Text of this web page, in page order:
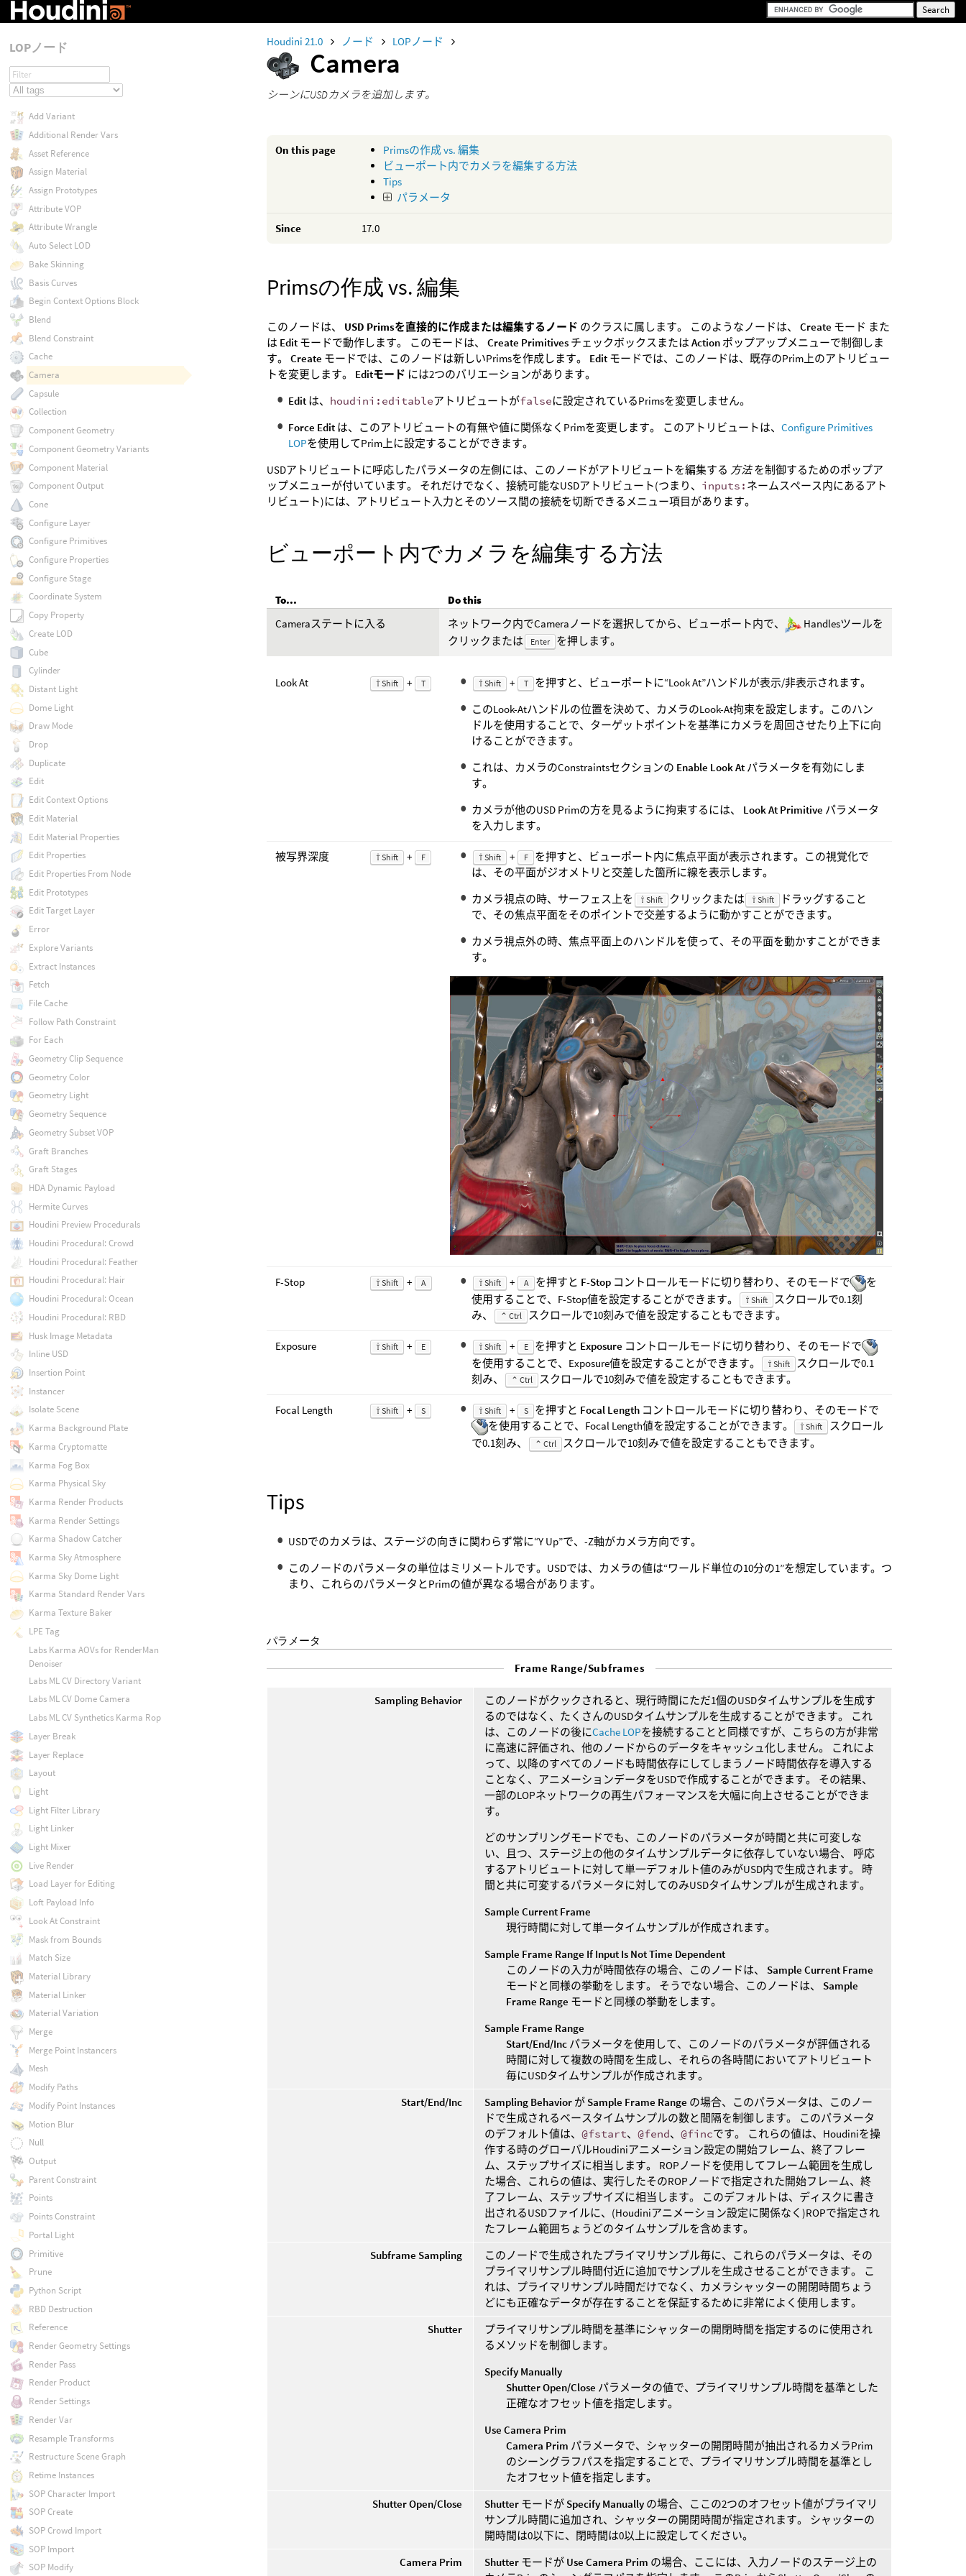
Houdini 21.0 ノード LOPノード
Camera
シーンにUSDカメラを追加します。
On this page
Primsの作成 vs. 編集
ビューポート内でカメラを編集する方法
Tips
パラメータ
Since 17.0
Primsの作成 vs. 編集
このノードは、 USD Primsを直接的に作成または編集するノード のクラスに属します。 このようなノードは、Create モード また
は Edit モードで動作します。 このモードは、Create Primitives チェックボックスまたはAction ポップアップメニューで制御しま
す。Create モードでは、このノードは新しいPrimsを作成します。 Edit モードでは、このノードは、既存のPrim上のアトリビュー
トを変更します。 Editモード には2つのバリエーションがあります。
Edit は、 houdini:editableアトリビュートがfalseに設定されているPrimsを変更しません。
Force Edit は、このアトリビュートの有無や値に関係なくPrimを変更します。 このアトリビュートは、Configure Primitives
LOPを使用してPrim上に設定することができます。
USDアトリビュートに呼応したパラメータの左側には、このノードがアトリビュートを編集する 方法を制御するためのポップア
ップメニューが付いています。 それだけでなく、接続可能なUSDアトリビュート(つまり、 inputs: ネームスペース内にあるアト
リビュート)には、アトリビュート入力とそのソース間の接続を切断できるメニュー項目があります。
ビューポート内でカメラを編集する方法
To...
Do this
Cameraステートに入る
ネットワーク内でCameraノードを選択してから、ビューポート内で、
Handlesツールを
クリックまたは
Enter を押します。
Look At ⇧ Shift + T ⇧ Shift + T
を押すと、ビューポートに“Look At”ハンドルが表示/非表示されます。
このLook-Atハンドルの位置を決めて、カメラのLook-At拘束を設定します。このハン
ドルを使用することで、ターゲットポイントを基準にカメラを周回させたり上下に向
けることができます。
これは、カメラのConstraintsセクションの Enable Look At パラメータを有効にしま
す。
カメラが他のUSD Primの方を見るように拘束するには、 Look At Primitive パラメータ
を入力します。
被写界深度 ⇧ Shift + F ⇧ Shift + F
を押すと、ビューポート内に焦点平面が表示されます。この視覚化で
は、その平面がジオメトリと交差した箇所に線を表示します。
カメラ視点の時、サーフェス上を
⇧ Shift クリックまたは ⇧ Shift
ドラッグすること
で、その焦点平面をそのポイントで交差するように動かすことができます。
カメラ視点外の時、焦点平面上のハンドルを使って、その平面を動かすことができま
す。
F-Stop ⇧ Shift + A ⇧ Shift + A を押すと F-Stopコントロールモードに切り替わり、そのモードで
を
使用することで、F-Stop値を設定することができます。
⇧ Shift
スクロールで0.1刻
み、
⌃ Ctrl スクロールで10刻みで値を設定することもできます。
Exposure ⇧ Shift + E ⇧ Shift + E を押すと Exposure コントロールモードに切り替わり、そのモードで
を使用することで、Exposure値を設定することができます。
⇧ Shift
スクロールで0.1
刻み、
⌃ Ctrl スクロールで10刻みで値を設定することもできます。
Focal Length ⇧ Shift + S ⇧ Shift + S を押すと Focal Lengthコントロールモードに切り替わり、そのモードで
を使用することで、Focal Length値を設定することができます。
⇧ Shift
スクロール
で0.1刻み、
⌃ Ctrl スクロールで10刻みで値を設定することもできます。
Tips
USDでのカメラは、ステージの向きに関わらず常に“Y Up”で、-Z軸がカメラ方向です。
このノードのパラメータの単位はミリメートルです。USDでは、カメラの値は“ワールド単位の10分の1”を想定しています。つ
まり、これらのパラメータとPrimの値が異なる場合があります。
パラメータ
Frame Range/Subframes
Sampling Behavior
このノードがクックされると、現行時間にただ1個のUSDタイムサンプルを生成す
るのではなく、たくさんのUSDタイムサンプルを生成することができます。 これ
は、このノードの後にCache LOPを接続することと同様ですが、こちらの方が非常
に高速に評価され、他のノードからのデータをキャッシュ化しません。 これによ
って、以降のすべてのノードも時間依存にしてしまうノード時間依存を導入する
ことなく、アニメーションデータをUSDで作成することができます。 その結果、
一部のLOPネットワークの再生パフォーマンスを大幅に向上させることができま
す。
どのサンプリングモードでも、このノードのパラメータが時間と共に可変しな
い、且つ、ステージ上の他のタイムサンプルデータに依存していない場合、 呼応
するアトリビュートに対して単一デフォルト値のみがUSD内で生成されます。 時
間と共に可変するパラメータに対してのみUSDタイムサンプルが生成されます。
Sample Current Frame
現行時間に対して単一タイムサンプルが作成されます。
Sample Frame Range If Input Is Not Time Dependent
このノードの入力が時間依存の場合、このノードは、 Sample Current Frame
モードと同様の挙動をします。 そうでない場合、このノードは、 Sample
Frame Range モードと同様の挙動をします。
Sample Frame Range
Start/End/Inc パラメータを使用して、このノードのパラメータが評価される
時間に対して複数の時間を生成し、それらの各時間においてアトリビュート
毎にUSDタイムサンプルが作成されます。
Start/End/Inc
Sampling Behavior が Sample Frame Range の場合、このパラメータは、このノー
ドで生成されるベースタイムサンプルの数と間隔を制御します。 このパラメータ
のデフォルト値は、@fstart、@fend、@fincです。 これらの値は、Houdiniを操
作する時のグローバルHoudiniアニメーション設定の開始フレーム、終了フレー
ム、ステップサイズに相当します。 ROPノードを使用してフレーム範囲を生成し
た場合、これらの値は、実行したそのROPノードで指定された開始フレーム、終
了フレーム、ステップサイズに相当します。 このデフォルトは、ディスクに書き
出されるUSDファイルに、(Houdiniアニメーション設定に関係なく)ROPで指定され
たフレーム範囲ちょうどのタイムサンプルを含めます。
Subframe Sampling
このノードで生成されたプライマリサンプル毎に、これらのパラメータは、その
プライマリサンプル時間付近に追加でサンプルを生成させることができます。 こ
れは、プライマリサンプル時間だけでなく、カメラシャッターの開閉時間ちょう
どにも正確なデータが存在することを保証するために非常によく使用します。
Shutter
プライマリサンプル時間を基準にシャッターの開閉時間を指定するのに使用され
るメソッドを制御します。
Specify Manually
Shutter Open/Close パラメータの値で、プライマリサンプル時間を基準とした
正確なオフセット値を指定します。
Use Camera Prim
Camera Prim パラメータで、シャッターの開閉時間が抽出されるカメラPrim
のシーングラフパスを指定することで、プライマリサンプル時間を基準とし
たオフセット値を指定します。
Shutter Open/Close
Shutter モードが Specify Manually の場合、ここの2つのオフセット値がプライマリ
サンプル時間に追加され、シャッターの開閉時間が指定されます。 シャッターの
開時間は0以下に、閉時間は0以上に設定してください。
Camera Prim
Shutter モードが Use Camera Prim の場合、ここには、入力ノードのステージ上の
LOPノード
Add Variant
Additional Render Vars
Asset Reference
Assign Material
Assign Prototypes
Attribute VOP
Attribute Wrangle
Auto Select LOD
Bake Skinning
Basis Curves
Begin Context Options Block
Blend
Blend Constraint
Cache
Camera
Capsule
Collection
Component Geometry
Component Geometry Variants
Component Material
Component Output
Cone
Configure Layer
Configure Primitives
Configure Properties
Configure Stage
Coordinate System
Copy Property
Create LOD
Cube
Cylinder
Distant Light
Dome Light
Draw Mode
Drop
Duplicate
Edit
Edit Context Options
Edit Material
Edit Material Properties
Edit Properties
Edit Properties From Node
Edit Prototypes
Edit Target Layer
Error
Explore Variants
Extract Instances
Fetch
File Cache
Follow Path Constraint
For Each
Geometry Clip Sequence
Geometry Color
Geometry Light
Geometry Sequence
Geometry Subset VOP
Graft Branches
Graft Stages
HDA Dynamic Payload
Hermite Curves
Houdini Preview Procedurals
Houdini Procedural: Crowd
Houdini Procedural: Feather
Houdini Procedural: Hair
Houdini Procedural: Ocean
Houdini Procedural: RBD
Husk Image Metadata
Inline USD
Insertion Point
Instancer
Isolate Scene
Karma Background Plate
Karma Cryptomatte
Karma Fog Box
Karma Physical Sky
Karma Render Products
Karma Render Settings
Karma Shadow Catcher
Karma Sky Atmosphere
Karma Sky Dome Light
Karma Standard Render Vars
Karma Texture Baker
LPE Tag
Labs Karma AOVs for RenderMan
Denoiser
Labs ML CV Directory Variant
Labs ML CV Dome Camera
Labs ML CV Synthetics Karma Rop
Layer Break
Layer Replace
Layout
Light
Light Filter Library
Light Linker
Light Mixer
Live Render
Load Layer for Editing
Loft Payload Info
Look At Constraint
Mask from Bounds
Match Size
Material Library
Material Linker
Material Variation
Merge
Merge Point Instancers
Mesh
Modify Paths
Modify Point Instances
Motion Blur
Null
Output
Parent Constraint
Points
Points Constraint
Portal Light
Primitive
Prune
Python Script
RBD Destruction
Reference
Render Geometry Settings
Render Pass
Render Product
Render Settings
Render Var
Resample Transforms
Restructure Scene Graph
Retime Instances
SOP Character Import
SOP Create
SOP Crowd Import
SOP Import
SOP Modify